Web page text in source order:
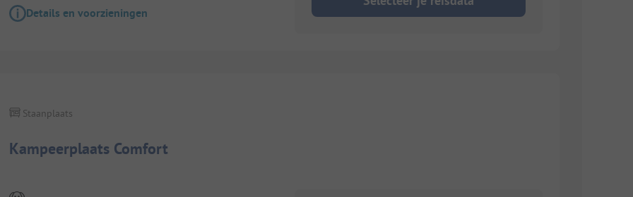
Details en voorzieningen
Kampeerplaats Comfort
Staanplaats